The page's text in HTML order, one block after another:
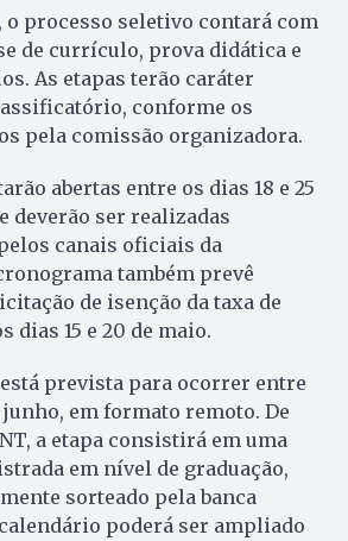
o processo seletivo contará com
de currículo, prova didática e
As etapas terão caráter
conforme os
pela comissão organizadora.
abertas entre os dias 18 e 25
deverão ser realizadas
canais oficiais da
também prevê
de isenção da taxa de
dias 15 e 20 de maio.
prevista para ocorrer entre
junho, em formato remoto. De
a etapa consistirá em uma
em nível de graduação,
sorteado pela banca
poderá ser ampliado